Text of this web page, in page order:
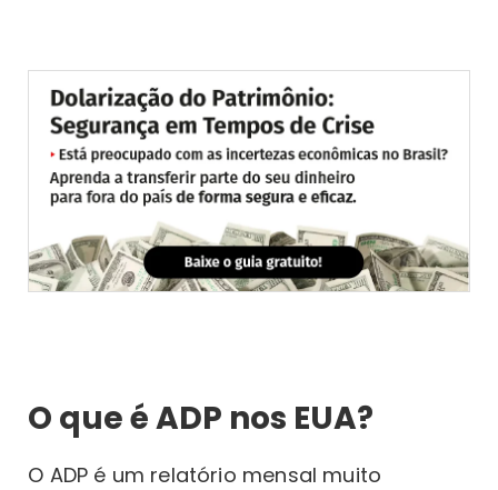
O que é ADP nos EUA?
O ADP é um relatório mensal muito